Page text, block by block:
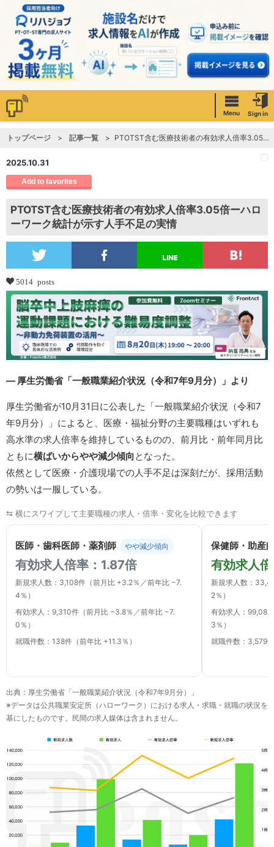
Menu Sign in
トップページ 記事一覧 PTOTST含む医療技術者の有効求人倍率3.05倍ーハローワーク統計が示す人手不足の実情
2025.10.31
Add to favorites
PTOTST含む医療技術者の有効求人倍率3.05倍ーハロ
ーワーク統計が示す人手不足の実情
5014 posts
― 厚生労働省「一般職業紹介状況（令和7年9月分）」より
厚生労働省が10月31日に公表した「一般職業紹介状況（令和7
年9月分）」によると、医療・福祉分野の主要職種はいずれも
高水準の求人倍率を維持しているものの、前月比・前年同月比
ともに横ばいからやや減少傾向となった。
依然として医療・介護現場での人手不足は深刻だが、採用活動
の勢いは一服している。
⇆ 横にスワイプして主要職種の求人・倍率・変化を比較できます
医師・歯科医師・薬剤師 やや減少傾向
有効求人倍率：1.87倍
新規求人数：3,108件（前月比 +3.2％／前年比 −7.
4％）
有効求人：9,310件（前月比 −3.8％／前年比 −7.
0％）
就職件数：138件（前年比 +11.3％）
保健師・助産
有効求人
新規求人数：
2％）
有効求人：
3％）
就職件数：3,579
出典：厚生労働省「一般職業紹介状況（令和7年9月分）」
※データは公共職業安定所（ハローワーク）における求人・求職・就職の状況を
基にしたものです。民間の求人媒体は含まれません。